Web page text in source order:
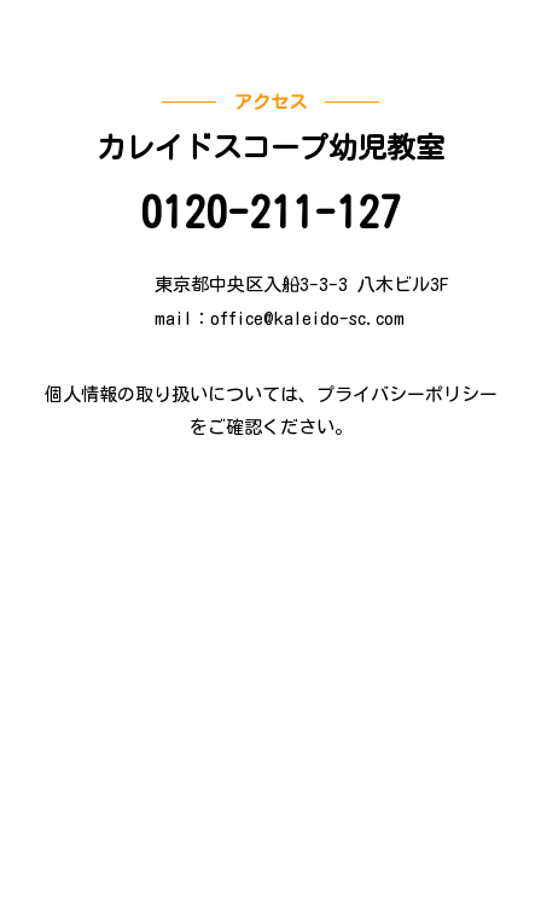
アクセス
カレイドスコープ幼児教室
0120-211-127
東京都中央区入船3-3-3 八木ビル3F
mail： office@kaleido-sc.com
個人情報の取り扱いについては、 プライバシーポリシー
をご確認ください。